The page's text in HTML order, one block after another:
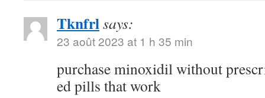
Tknfrlsays:
23 août 2023 at 1 h 35 min
purchase minoxidil without
ed pills that work